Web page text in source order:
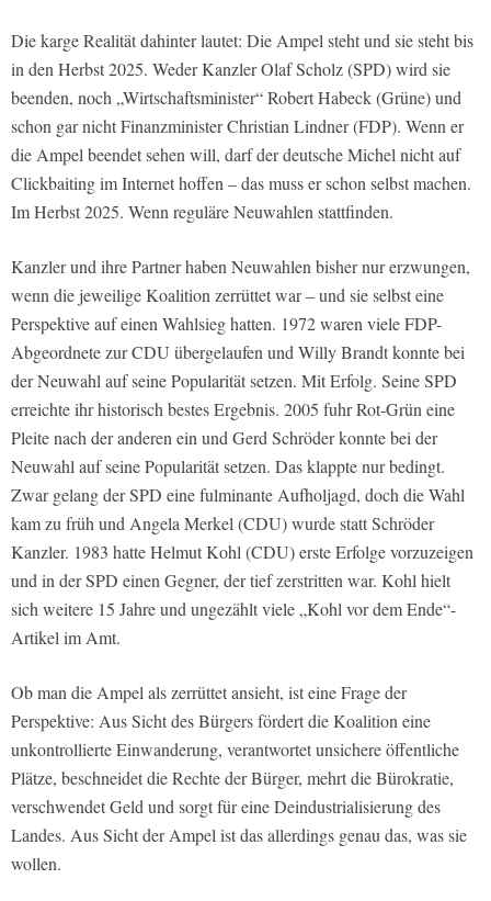
Die karge Realität dahinter lautet: Die Ampel steht und sie steht bis
in den Herbst 2025. Weder Kanzler Olaf Scholz (SPD) wird sie
beenden, noch „Wirtschaftsminister“ Robert Habeck (Grüne) und
schon gar nicht Finanzminister Christian Lindner (FDP). Wenn er
die Ampel beendet sehen will, darf der deutsche Michel nicht auf
Clickbaiting im Internet hoffen – das muss er schon selbst machen.
Im Herbst 2025. Wenn reguläre Neuwahlen stattfinden.
Kanzler und ihre Partner haben Neuwahlen bisher nur erzwungen,
wenn die jeweilige Koalition zerrüttet war – und sie selbst eine
Perspektive auf einen Wahlsieg hatten. 1972 waren viele FDP-
Abgeordnete zur CDU übergelaufen und Willy Brandt konnte bei
der Neuwahl auf seine Popularität setzen. Mit Erfolg. Seine SPD
erreichte ihr historisch bestes Ergebnis. 2005 fuhr Rot-Grün eine
Pleite nach der anderen ein und Gerd Schröder konnte bei der
Neuwahl auf seine Popularität setzen. Das klappte nur bedingt.
Zwar gelang der SPD eine fulminante Aufholjagd, doch die Wahl
kam zu früh und Angela Merkel (CDU) wurde statt Schröder
Kanzler. 1983 hatte Helmut Kohl (CDU) erste Erfolge vorzuzeigen
und in der SPD einen Gegner, der tief zerstritten war. Kohl hielt
sich weitere 15 Jahre und ungezählt viele „Kohl vor dem Ende“-
Artikel im Amt.
Ob man die Ampel als zerrüttet ansieht, ist eine Frage der
Perspektive: Aus Sicht des Bürgers fördert die Koalition eine
unkontrollierte Einwanderung, verantwortet unsichere öffentliche
Plätze, beschneidet die Rechte der Bürger, mehrt die Bürokratie,
verschwendet Geld und sorgt für eine Deindustrialisierung des
Landes. Aus Sicht der Ampel ist das allerdings genau das, was sie
wollen.